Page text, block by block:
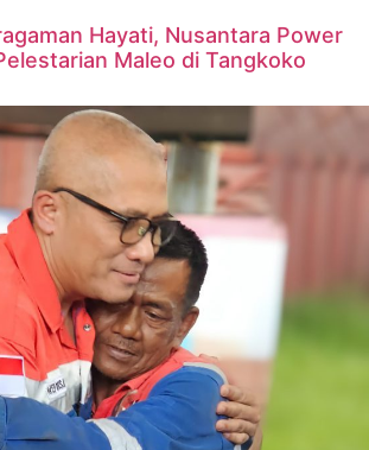
Hayati, Nusantara Power
Maleo di Tangkoko